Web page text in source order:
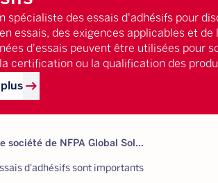
spécialiste des essais d'adhésifs pour
essais, des exigences applicables et de
d'essais peuvent être utilisées pour
certification ou la qualification des
arrow_right_alt
société de NFPA Global Sol...
d'adhésifs sont importants